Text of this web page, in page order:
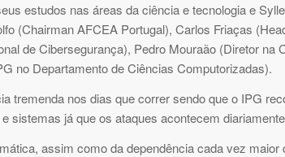
estudos nas áreas da ciência e tecnologia e
(Chairman AFCEA Portugal), Carlos Friaças
de Cibersegurança), Pedro Mouraão (Diretor na
no Departamento de Ciências Computorizadas).
tremenda nos dias que correr sendo que o IPG
sistemas já que os ataques acontecem
assim como da dependência cada vez